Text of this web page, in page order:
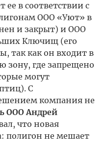
ее в соответствии с
ООО «Уют» в
и закрыт) и ООО
Ключищ (его
так как он входит в
зону, где запрещено
могут
С
компания не
ООО Андрей
что новая
полигон не мешает